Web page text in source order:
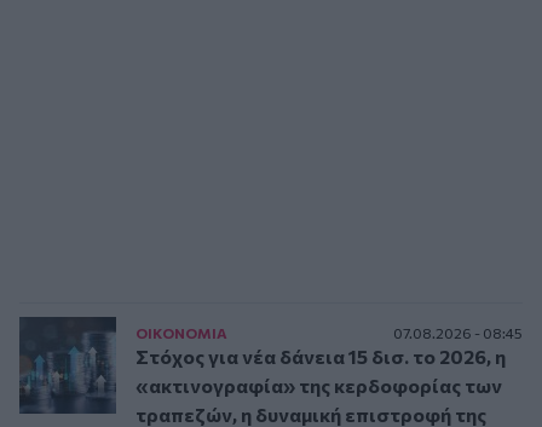
ΟΙΚΟΝΟΜΙΑ 07.08.2026 - 08:45
Στόχος για νέα δάνεια 15 δισ. το 2026, η
«ακτινογραφία» της κερδοφορίας των
τραπεζών, η δυναμική επιστροφή της